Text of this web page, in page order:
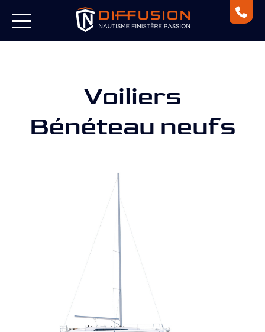
Voiliers
Bénéteau neufs